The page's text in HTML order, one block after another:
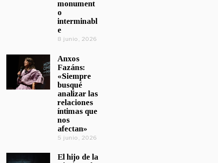
monument
o
interminabl
e
8 junio, 2026
Anxos
Fazáns:
«Siempre
busqué
analizar las
relaciones
íntimas que
nos
afectan»
5 junio, 2026
El hijo de la